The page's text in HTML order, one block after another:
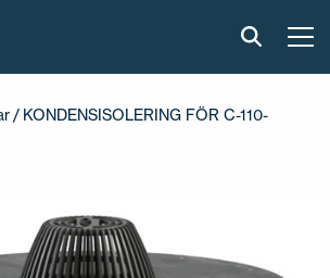
/ KONDENSISOLERING FÖR C-110-